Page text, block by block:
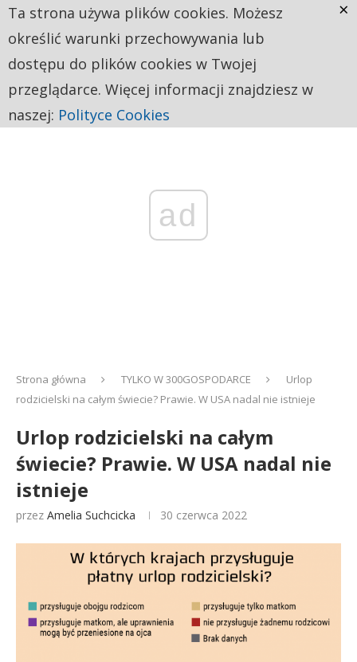
ad
Strona główna TYLKO W 300GOSPODARCE
Urlop
rodzicielski na całym świecie? Prawie. W USA nadal nie istnieje
Urlop rodzicielski na całym
świecie? Prawie. W USA nadal nie
istnieje
przez Amelia Suchcicka 30 czerwca 2022
Ta strona używa plików cookies. Możesz
określić warunki przechowywania lub
dostępu do plików cookies w Twojej
przeglądarce. Więcej informacji znajdziesz w
naszej: Polityce Cookies
×